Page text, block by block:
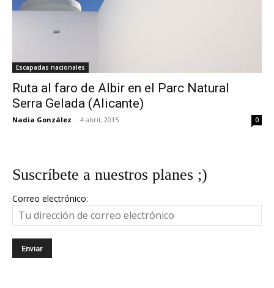
Escapadas nacionales
Ruta al faro de Albir en el Parc Natural
Serra Gelada (Alicante)
Nadia González - 4 abril, 2015 0
Suscríbete a nuestros planes ;)
Correo electrónico: